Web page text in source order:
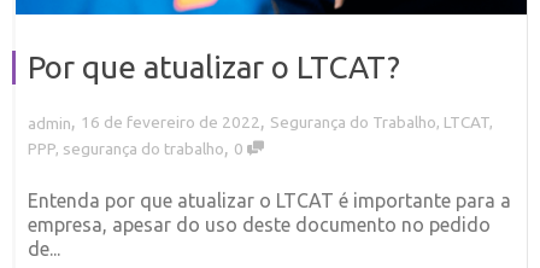
Por que atualizar o LTCAT?
admin, 16 de fevereiro de 2022, Segurança do Trabalho, LTCAT,
PPP, segurança do trabalho 0
Entenda por que atualizar o LTCAT é importante para a
empresa, apesar do uso deste documento no pedido
de...